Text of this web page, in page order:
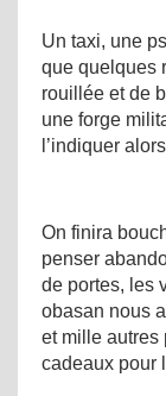
Un taxi, une
que quelques
rouillée et de
une forge
l’indiquer
On finira
penser
de portes, les
obasan nous
et mille autres
cadeaux pour